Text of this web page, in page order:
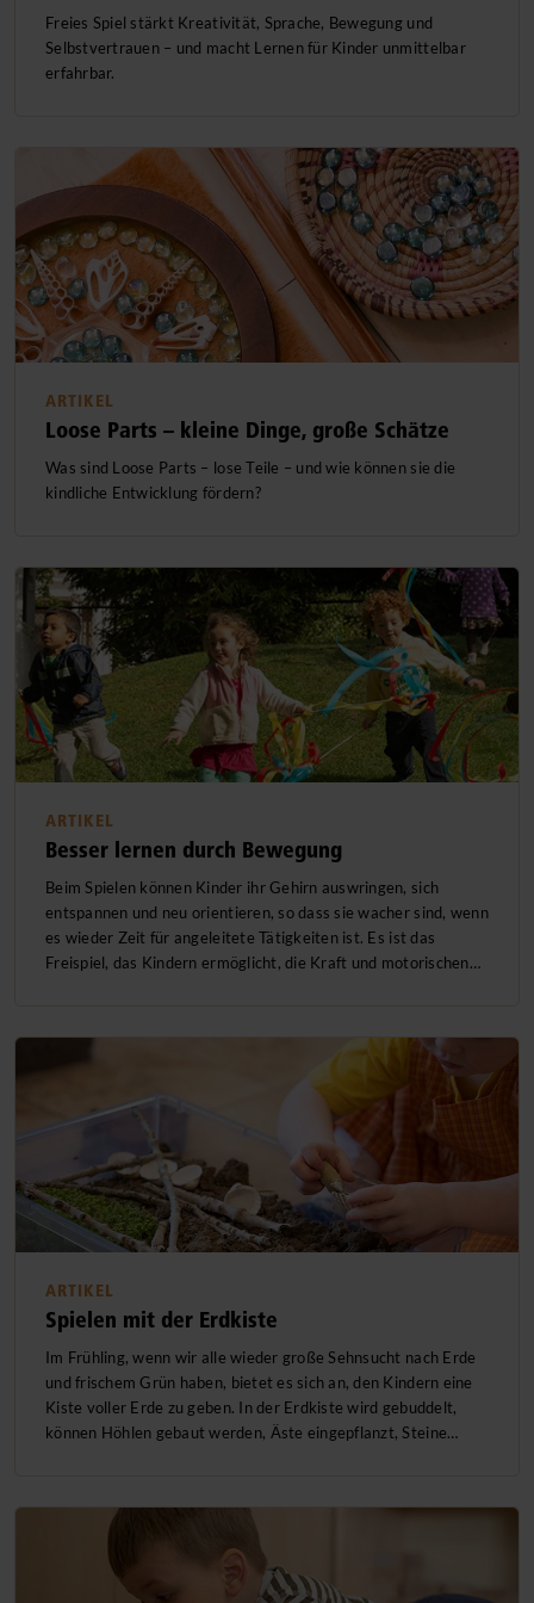
Bildungsbereiche
Kindliche Entwicklung
Pädagogische Ansätze
Anregungen für die Praxis
Produktinformationen
Freies Spiel stärkt Kreativität, Sprache, Bewegung und
Selbstvertrauen – und macht Lernen für Kinder unmittelbar
erfahrbar.
ARTIKEL
Loose Parts – kleine Dinge, große Schätze
Was sind Loose Parts – lose Teile – und wie können sie die
kindliche Entwicklung fördern?
ARTIKEL
Besser lernen durch Bewegung
Beim Spielen können Kinder ihr Gehirn auswringen, sich
entspannen und neu orientieren, so dass sie wacher sind, wenn
es wieder Zeit für angeleitete Tätigkeiten ist. Es ist das
Freispiel, das Kindern ermöglicht, die Kraft und motorischen…
ARTIKEL
Spielen mit der Erdkiste
Im Frühling, wenn wir alle wieder große Sehnsucht nach Erde
und frischem Grün haben, bietet es sich an, den Kindern eine
Kiste voller Erde zu geben. In der Erdkiste wird gebuddelt,
können Höhlen gebaut werden, Äste eingepflanzt, Steine…